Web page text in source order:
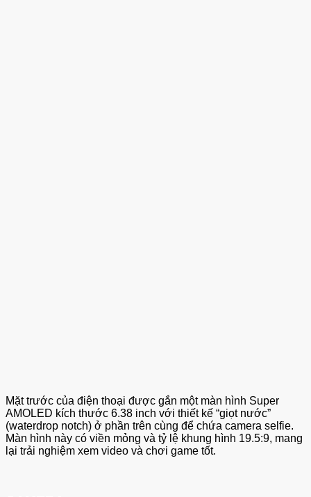
Mặt trước của điện thoại được gắn một màn hình Super
AMOLED kích thước 6.38 inch với thiết kế “giọt nước”
(waterdrop notch) ở phần trên cùng để chứa camera selfie.
Màn hình này có viền mỏng và tỷ lệ khung hình 19.5:9, mang
lại trải nghiệm xem video và chơi game tốt.